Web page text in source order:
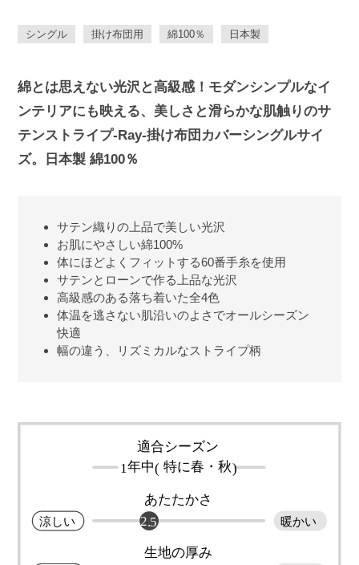
シングル 掛け布団用 綿100％ 日本製
綿とは思えない光沢と高級感！モダンシンプルなイ
ンテリアにも映える、美しさと滑らかな肌触りのサ
テンストライプ-Ray-掛け布団カバーシングルサイ
ズ。日本製 綿100％
サテン織りの上品で美しい光沢
お肌にやさしい綿100%
体にほどよくフィットする60番手糸を使用
サテンとローンで作る上品な光沢
高級感のある落ち着いた全4色
体温を逃さない肌沿いのよさでオールシーズン
快適
幅の違う、リズミカルなストライプ柄